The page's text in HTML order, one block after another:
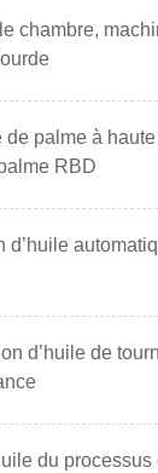
chambre,
de palme à
RBD
d’huile
d’huile de
du processus